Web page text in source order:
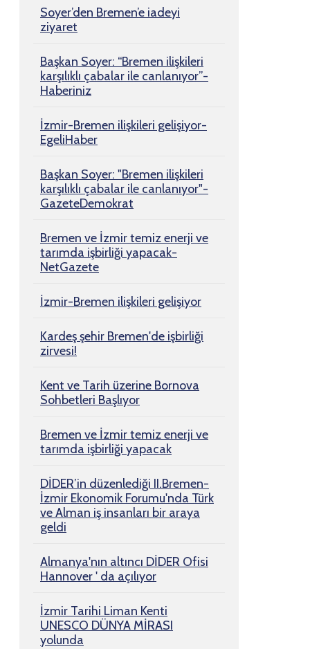
Soyer’den Bremen’e iadeyi
ziyaret
Başkan Soyer: “Bremen ilişkileri
karşılıklı çabalar ile canlanıyor”-
Haberiniz
İzmir-Bremen ilişkileri gelişiyor-
EgeliHaber
Başkan Soyer: "Bremen ilişkileri
karşılıklı çabalar ile canlanıyor"-
GazeteDemokrat
Bremen ve İzmir temiz enerji ve
tarımda işbirliği yapacak-
NetGazete
İzmir-Bremen ilişkileri gelişiyor
Kardeş şehir Bremen'de işbirliği
zirvesi!
Kent ve Tarih üzerine Bornova
Sohbetleri Başlıyor
Bremen ve İzmir temiz enerji ve
tarımda işbirliği yapacak
DİDER’in düzenlediği II.Bremen-
İzmir Ekonomik Forumu'nda Türk
ve Alman iş insanları bir araya
geldi
Almanya'nın altıncı DİDER Ofisi
Hannover ' da açılıyor
İzmir Tarihi Liman Kenti
UNESCO DÜNYA MİRASI
yolunda